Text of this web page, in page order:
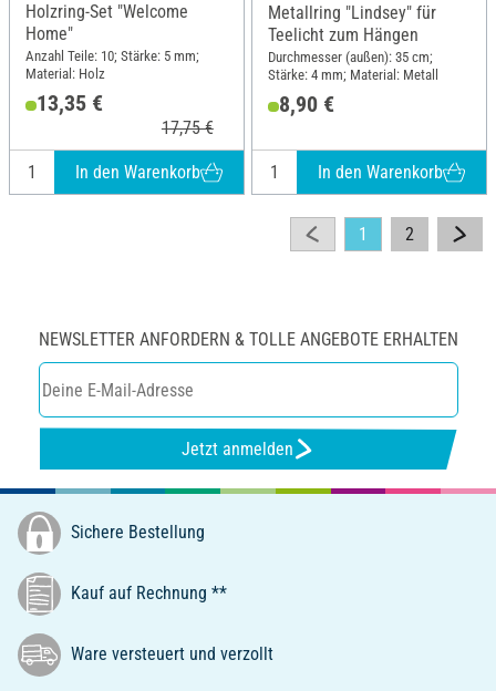
Holzring-Set "Welcome
Home"
Anzahl Teile: 10; Stärke: 5 mm;
Material: Holz
13,35 €
17,75 €
In den Warenkorb
Metallring "Lindsey" für
Teelicht zum Hängen
Durchmesser (außen): 35 cm;
Stärke: 4 mm; Material: Metall
8,90 €
In den Warenkorb
1 2
NEWSLETTER ANFORDERN & TOLLE ANGEBOTE ERHALTEN
Jetzt anmelden
Sichere Bestellung
Kauf auf Rechnung **
Ware versteuert und verzollt